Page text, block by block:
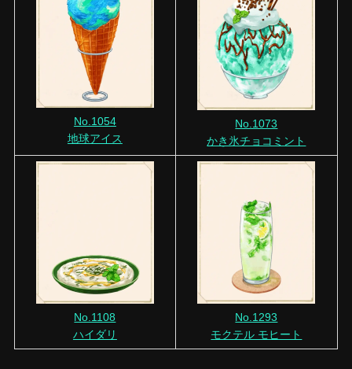
No.1054
地球アイス
No.1073
かき氷チョコミント
No.1108
ハイダリ
No.1293
モクテル モヒート